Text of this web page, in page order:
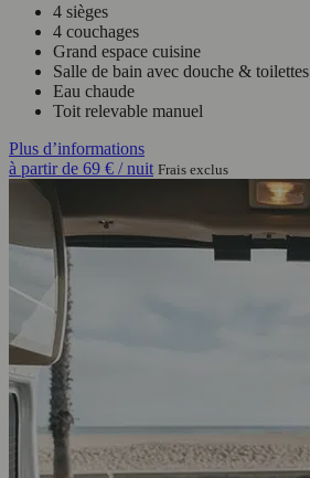
4 sièges
4 couchages
Grand espace cuisine
Salle de bain avec douche & toilettes
Eau chaude
Toit relevable manuel
Plus d’informations
à partir de 69 € / nuit Frais exclus